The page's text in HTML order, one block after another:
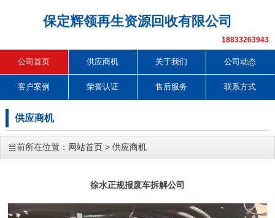
保定辉领再生资源回收有限公司
18833263943
公司首页 供应商机 关于我们 公司动态
客户案例 荣誉认证 售后服务 联系方式
供应商机
当前所在位置： 网站首页 > 供应商机
徐水正规报废车拆解公司